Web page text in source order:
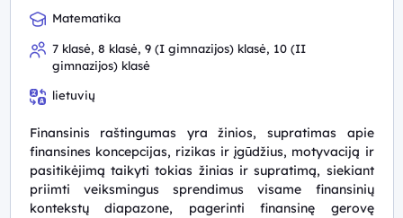
Matematika
7 klasė, 8 klasė, 9 (I gimnazijos) klasė, 10 (II
gimnazijos) klasė
lietuvių
Finansinis raštingumas yra žinios, supratimas apie
finansines koncepcijas, rizikas ir įgūdžius, motyvaciją ir
pasitikėjimą taikyti tokias žinias ir supratimą, siekiant
priimti veiksmingus sprendimus visame finansinių
kontekstų diapazone, pagerinti finansinę gerovę